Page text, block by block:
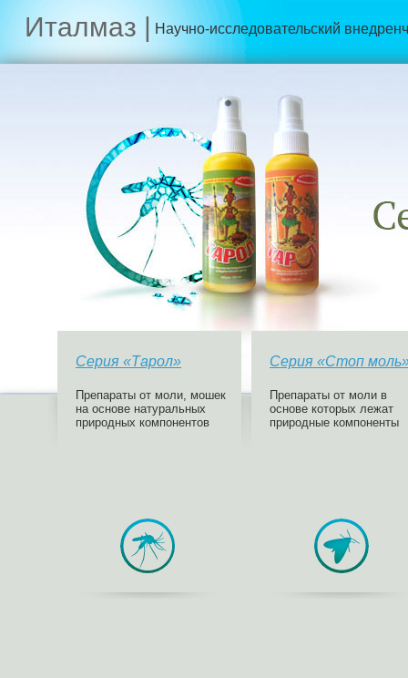
Италмаз | Научно-исследовательский
Серия «Тарол»
Препараты от моли, мошек
на основе натуральных
природных компонентов
Серия «Стоп
Препараты от моли в
основе которых лежат
природные компоненты